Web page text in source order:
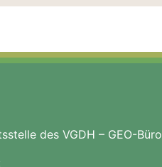
des VGDH – GEO-Büro